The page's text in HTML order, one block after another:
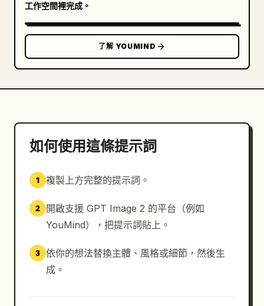
工作空間裡完成。
了解 YOUMIND
如何使用這條提示詞
1 複製上方完整的提示詞。
2
開啟支援 GPT Image 2 的平台（例如
YouMind），把提示詞貼上。
3 依你的想法替換主體、風格或細節，然後生
成。